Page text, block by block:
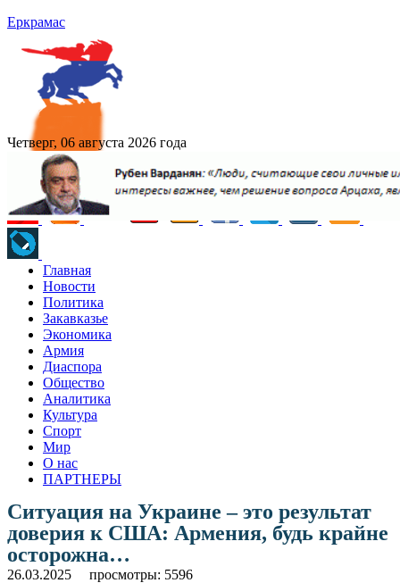
Еркрамас
Четверг, 06 августа 2026 года
Главная
Новости
Политика
Закавказье
Экономика
Армия
Диаспора
Общество
Аналитика
Культура
Спорт
Мир
О нас
ПАРТНЕРЫ
Ситуация на Украине – это результат
доверия к США: Армения, будь крайне
осторожна…
26.03.2025 просмотры: 5596